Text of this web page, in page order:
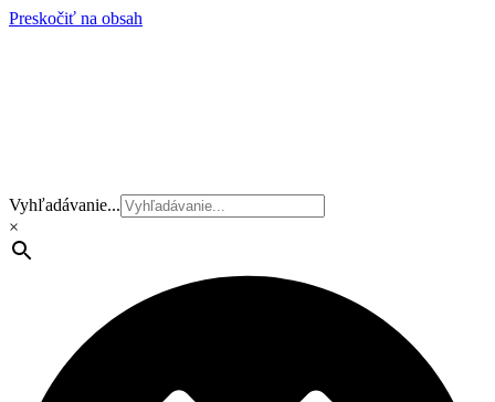
Preskočiť na obsah
Vyhľadávanie...
×